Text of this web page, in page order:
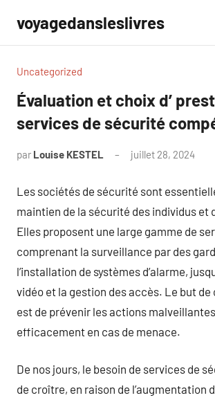
contenu
voyagedansleslivres
Uncategorized
Évaluation et choix d’
services de sécurité
par Louise KESTEL juillet 28, 2024
Les sociétés de sécurité sont
maintien de la sécurité des individus et
Elles proposent une large gamme de
comprenant la surveillance par des
l’installation de systèmes d’alarme,
vidéo et la gestion des accès. Le but
est de prévenir les actions
efficacement en cas de menace.
De nos jours, le besoin de services de
de croître, en raison de l’augmentation